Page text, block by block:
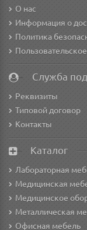
О нас
Информация о
Политика
Служба
Реквизиты
Типовой договор
Контакты
Каталог
Лабораторная
Медицинская
Медицинское
Металлическая
Офисная мебель